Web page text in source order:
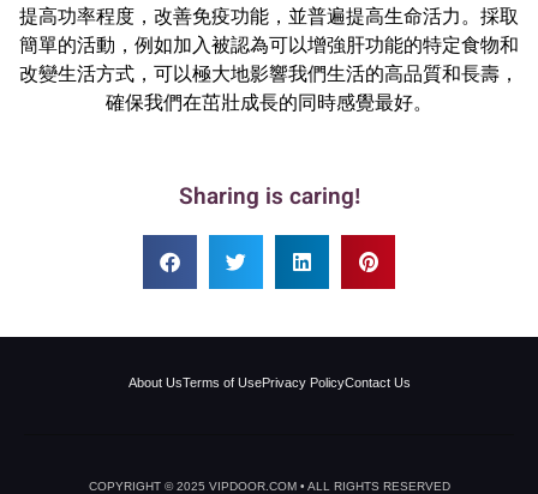
提高功率程度，改善免疫功能，並普遍提高生命活力。採取
簡單的活動，例如加入被認為可以增強肝功能的特定食物和
改變生活方式，可以極大地影響我們生活的高品質和長壽，
確保我們在茁壯成長的同時感覺最好。
Sharing is caring!
About UsTerms of UsePrivacy PolicyContact Us
COPYRIGHT © 2025 VIPDOOR.COM • ALL RIGHTS RESERVED